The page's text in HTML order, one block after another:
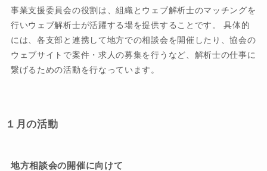
事業支援委員会の役割は、組織とウェブ解析士のマッチングを
行いウェブ解析士が活躍する場を提供することです。 具体的
には、各支部と連携して地方での相談会を開催したり、協会の
ウェブサイトで案件・求人の募集を行うなど、解析士の仕事に
繋げるための活動を行なっています。
１月の活動
地方相談会の開催に向けて